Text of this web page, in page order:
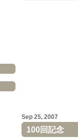
Sep 25, 2007
100回記念